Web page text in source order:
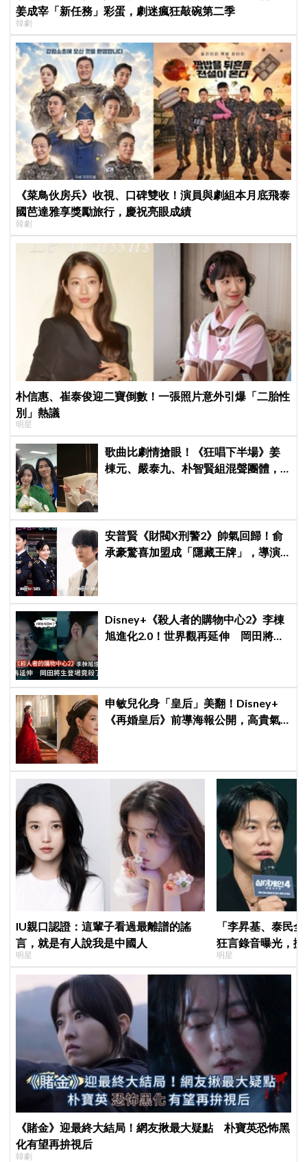
姜成宰「新任務」彩蛋，劇迷瘋狂敲碗第二季
韓劇
《菜鳥伙房兵》收視、口碑雙收！演員與劇組本月底飛泰
國芭達雅享獎勵旅行，慶祝亮眼成績
韓劇
朴信惠、崔泰俊迎二寶倒數！一張照片意外引爆「二胎性
別」熱議
明星
歌曲比劇情搶眼！《狂唱下半場》姜
棟元、嚴泰九、朴智賢組混聲團體，
安普賢《財閥X刑警2》帥氣回歸！俞
承豪驚喜加盟成「隱藏王牌」，導演
Disney+《殺人者的購物中心2》李棟
旭進化2.0！世界觀再延伸 岡田將生
申敏兒化身「皇后」美翻！Disney+
《再婚皇后》前導海報公開，高貴氣
IU親口認證：這輩子看過最離譜的謠
言，就是有人說我是中國人
明星
「李昇基、泰民
狂言錄音曝光，
證金、糾紛再升級
明星
《賭金》迎最終大結局！網友揪最大疑點 朴寶英恐怖黑
化有望再拚視后
韓劇